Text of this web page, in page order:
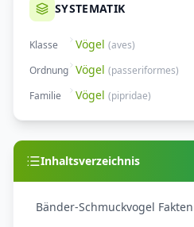
SYSTEMATIK
Klasse Vögel (aves)
Ordnung Vögel (passeriformes)
Familie
Vögel (pipridae)
Inhaltsverzeichnis
Bänder-Schmuckvogel Fakten